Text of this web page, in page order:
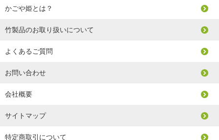
かごや姫とは？
竹製品のお取り扱いについて
よくあるご質問
お問い合わせ
会社概要
サイトマップ
特定商取引について